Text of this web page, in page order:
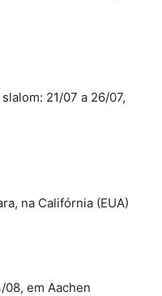
21/07 a 26/07,
na Califórnia (EUA)
08, em Aachen